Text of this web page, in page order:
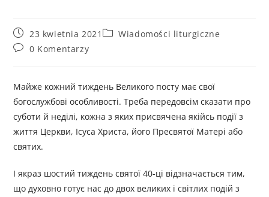
23 kwietnia 2021
Wiadomości liturgiczne
0 Komentarzy
Майже кожний тиждень Великого посту має свої
богослужбові особливості. Треба передовсім сказати про
суботи й неділі, кожна з яких присвячена якійсь події з
життя Церкви, Ісуса Христа, його Пресвятої Матері або
святих.
І якраз шостий тиждень святої 40-ці відзначається тим,
що духовно готує нас до двох великих і світлих подій з